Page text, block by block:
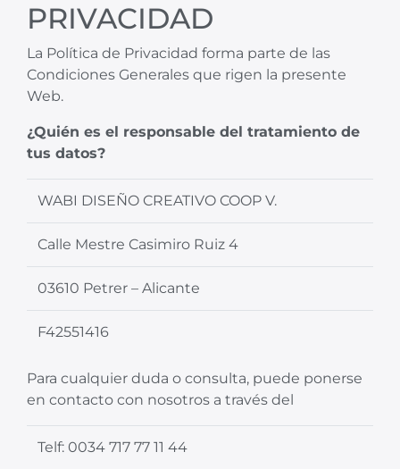
PRIVACIDAD
La Política de Privacidad forma parte de las
Condiciones Generales que rigen la presente
Web.
¿Quién es el responsable del tratamiento de
tus datos?
WABI DISEÑO CREATIVO COOP V.
Calle Mestre Casimiro Ruiz 4
03610 Petrer – Alicante
F42551416
Para cualquier duda o consulta, puede ponerse
en contacto con nosotros a través del
Telf: 0034 717 77 11 44